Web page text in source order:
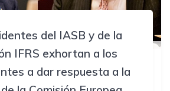
del IASB y de la
IFRS exhortan a los
a dar respuesta a la